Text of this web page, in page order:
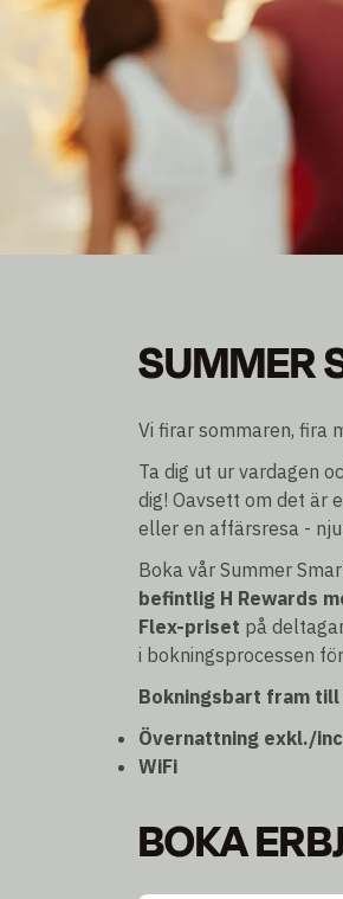
Bli medlem och spara upp
SUMMER
Vi firar sommaren, fira
Ta dig ut ur vardagen
dig! Oavsett om det är
eller en affärsresa -
Boka vår Summer
befintlig H Rewards
Flex-priset på
i bokningsprocessen
Bokningsbart fram
Övernattning exkl./
WiFi
BOKA